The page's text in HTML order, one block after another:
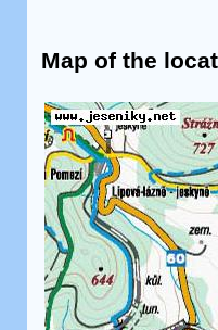
Map of the